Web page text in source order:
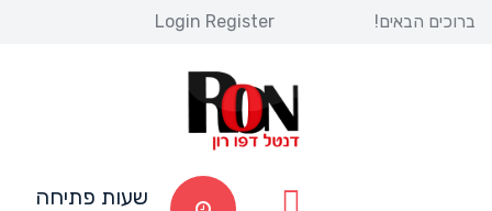
ברוכים הבאים! Login Register
שעות פתיחה